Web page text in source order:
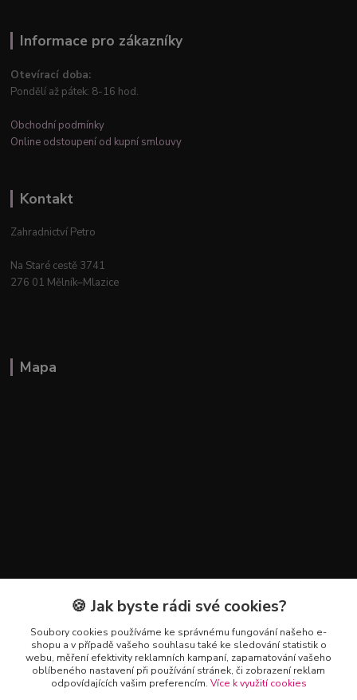
Informace pro zákazníky
Otevírací doba:
Pondělí až pátek: 8-16 hod.
Obchodní podmínky
Online odstoupení od kupní smlouvy
Kontakt
Zahradnictví Petro
Na Staré cestě 3741
276 01 Mělník–Mlazice
Mapa
Kontakty
+420 602 223 614
info@zahradnictvipetro.cz
🍪 Jak byste rádi své cookies?
Soubory cookies používáme ke správnému fungování našeho e-
shopu a v případě vašeho souhlasu také ke sledování statistik o
webu, měření efektivity reklamních kampaní, zapamatování vašeho
oblíbeného nastavení při používání stránek, či zobrazení reklam
odpovídajících vašim preferencím. Více k využití cookies